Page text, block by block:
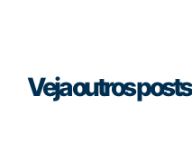
Veja outros posts